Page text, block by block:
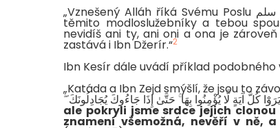
„Vznešený Alláh říká Svému Poslu صلى الله عليه و سلم: „Když recituješ, Muhammede, Korán, mezi
těmito modloslužebníky a tebou
nevidíš ani ty, ani oni a ona je
zastává i Ibn Džerír.“2
Ibn Kesír dále uvádí příklad podobného
„Katáda a Ibn Zejd smýšlí, že jsou to
كُلَّ آيَةٍ لَّا يُؤْمِنُوا بِهَا ۚ حَتَّىٰ إِذَا جَاءُوكَ يُجَادِلُونَكَ
ale pokryli jsme srdce jejich
znamení všemožná, nevěří v ně,